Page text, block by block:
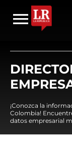
¡Conozca la
Colombia!
datos empresarial